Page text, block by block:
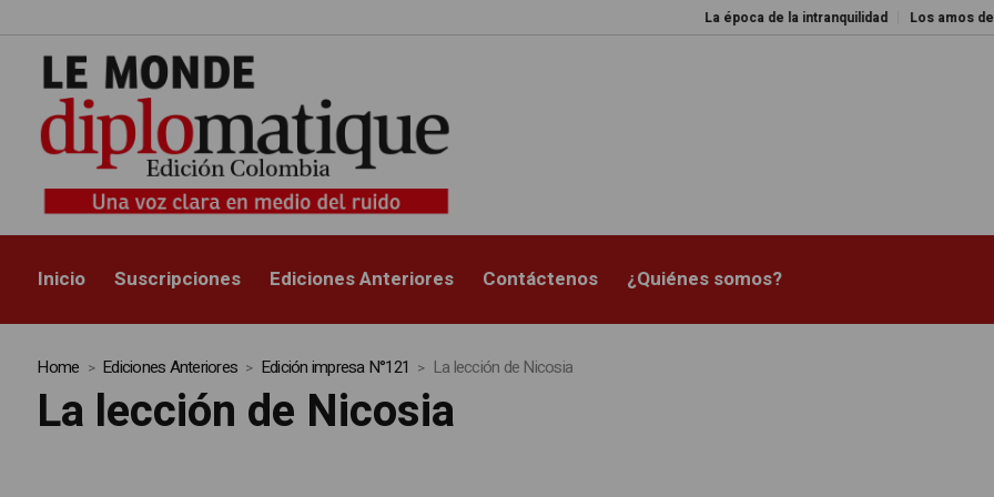
La época de la intranquilidad Los amos del mundo
Inicio Suscripciones Ediciones Anteriores Contáctenos ¿Quiénes somos?
Home Ediciones Anteriores Edición impresa N°121 La lección de Nicosia
La lección de Nicosia